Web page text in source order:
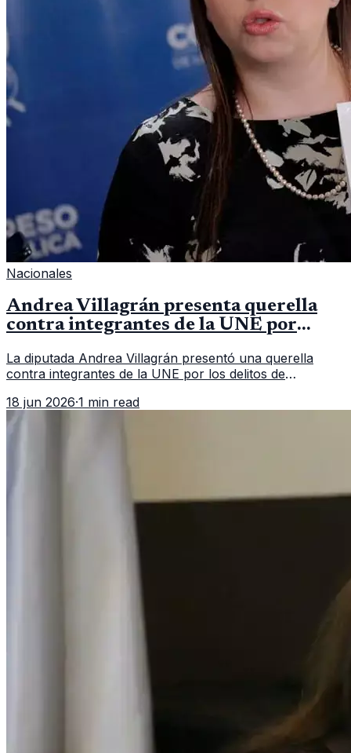
Nacionales
Andrea Villagrán presenta querella
contra integrantes de la UNE por
La diputada Andrea Villagrán presentó una querella
contra integrantes de la UNE por los delitos de
18 jun 2026·1 min read